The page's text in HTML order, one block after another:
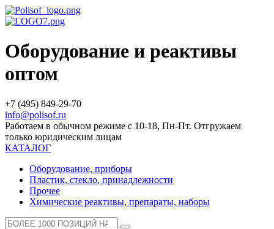
Оборудование и реактивы
оптом
+7 (495) 849-29-70
info@polisof.ru
Работаем в обычном режиме с 10-18, Пн-Пт. Отгружаем
только юридическим лицам
КАТАЛОГ
Оборудование, приборы
Пластик, стекло, принадлежности
Прочее
Химические реактивы, препараты, наборы